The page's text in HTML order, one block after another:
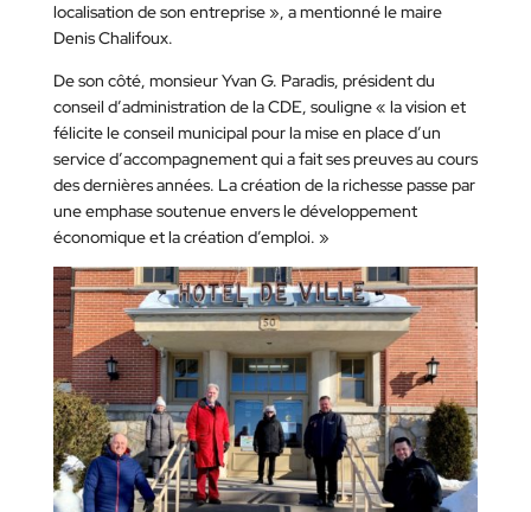
localisation de son entreprise », a mentionné le maire
Denis Chalifoux.
De son côté, monsieur Yvan G. Paradis, président du
conseil d’administration de la CDE, souligne « la vision et
félicite le conseil municipal pour la mise en place d’un
service d’accompagnement qui a fait ses preuves au cours
des dernières années. La création de la richesse passe par
une emphase soutenue envers le développement
économique et la création d’emploi. »